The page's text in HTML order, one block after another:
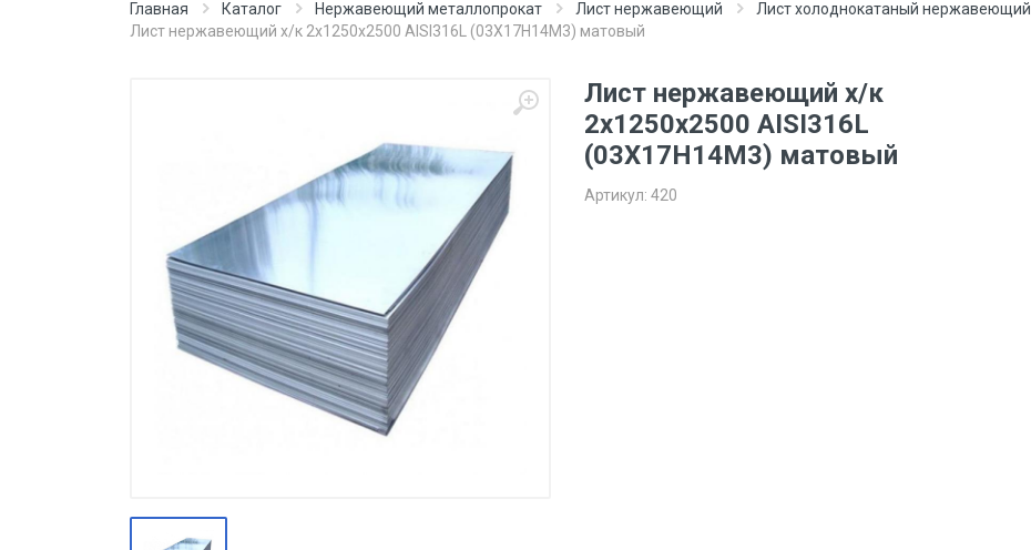
Водосточная система
Сэндвич-панели
Метизы
Производство
Штакетник
Черный металлопрокат
Нержавеющий металлопрокат
Оцинкованный металлопрокат
Главная Каталог Нержавеющий металлопрокат Лист нержавеющий
Лист холоднокатаный нержавеющий
Лист нержавеющий х/к 2х1250х2500 AISI316L (03Х17Н14М3) матовый
Лист нержавеющий х/к
2х1250х2500 AISI316L
(03Х17Н14М3) матовый
Артикул: 420